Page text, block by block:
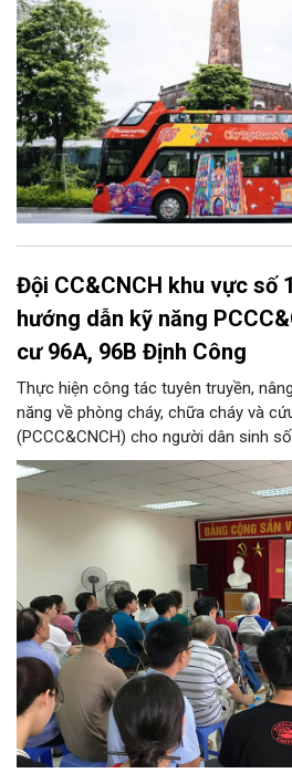
Đội CC&CNCH khu vực số
hướng dẫn kỹ năng
cư 96A, 96B Định Công
Thực hiện công tác tuyên truyền,
năng về phòng cháy, chữa cháy và
(PCCC&CNCH) cho người dân sinh
ngày 31/7/2026, Đội Cảnh sát chữa
khu vực số 13 - Phòng Cảnh sát
phố Hà Nội đã phối hợp với Ban
96A và 96B Định Công (phường
tổ chức buổi tuyên truyền, phổ biến
PCCC&CNCH.